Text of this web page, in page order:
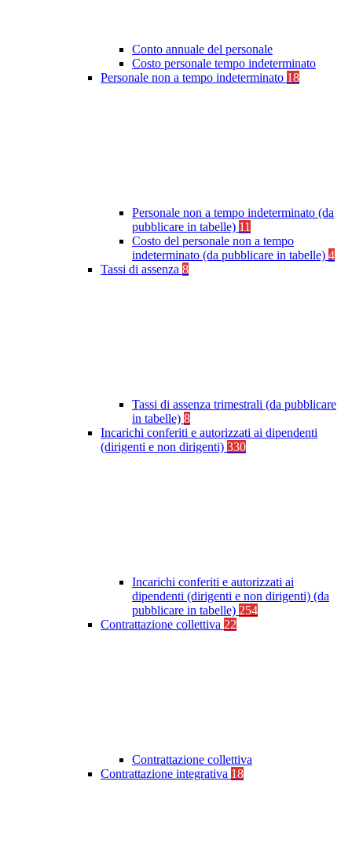
Conto annuale del personale
Costo personale tempo indeterminato
Personale non a tempo indeterminato 18
Personale non a tempo indeterminato (da
pubblicare in tabelle) 11
Costo del personale non a tempo
indeterminato (da pubblicare in tabelle) 4
Tassi di assenza 8
Tassi di assenza trimestrali (da pubblicare
in tabelle) 8
Incarichi conferiti e autorizzati ai dipendenti
(dirigenti e non dirigenti) 330
Incarichi conferiti e autorizzati ai
dipendenti (dirigenti e non dirigenti) (da
pubblicare in tabelle) 254
Contrattazione collettiva 22
Contrattazione collettiva
Contrattazione integrativa 18